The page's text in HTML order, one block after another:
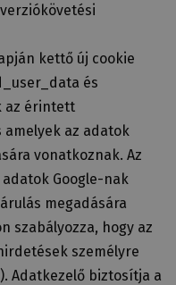
kettő új cookie
és
az érintett
amelyek az adatok
vonatkoznak. Az
Google-nak
megadására
szabályozza, hogy az
személyre
Adatkezelő biztosítja a